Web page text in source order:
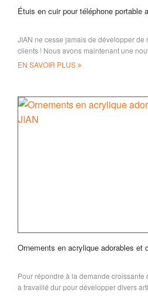
Étuis en cuir pour téléphone portable
JIAN ne cesse jamais de développer
clients ! Nous avons maintenant une
qualité avec le logo 3D
EN SAVOIR PLUS
Ornements en acrylique adorables et
Pour répondre à la demande croissante
a travaillé dur pour développer divers